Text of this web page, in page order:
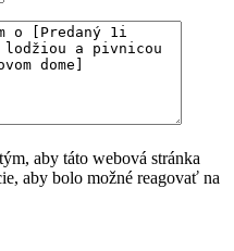
aby táto webová stránka
aby bolo možné reagovať na